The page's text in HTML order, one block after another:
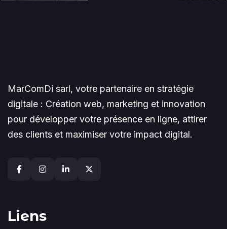
MarComDi sarl, votre partenaire en stratégie
digitale : Création web, marketing et innovation
pour développer votre présence en ligne, attirer
des clients et maximiser votre impact digital.
Liens